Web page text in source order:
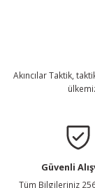
Ürün fiyatı
Bu ürüne
Akıncılar Taktik,
Güvenli
Tüm Bilgileriniz